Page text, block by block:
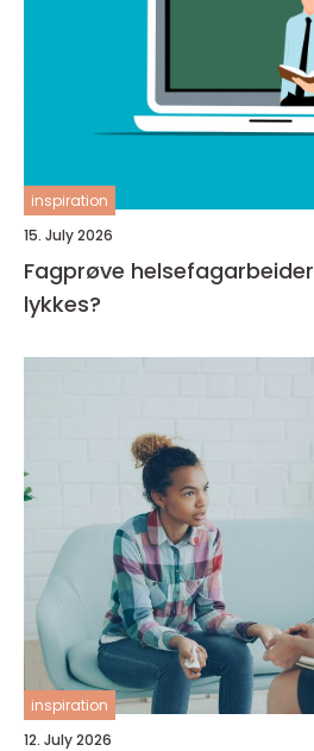
inspiration
15. July 2026
Fagprøve helsefagarbeider hva kreves for å
lykkes?
inspiration
12. July 2026